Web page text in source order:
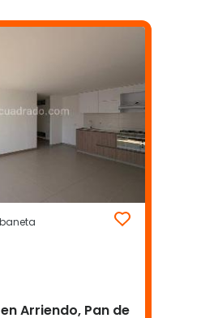
Arriendo, Pan de